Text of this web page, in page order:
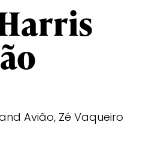
Avião, Zé Vaqueiro